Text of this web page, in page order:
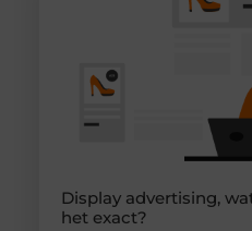
Display advertising,
het exact?